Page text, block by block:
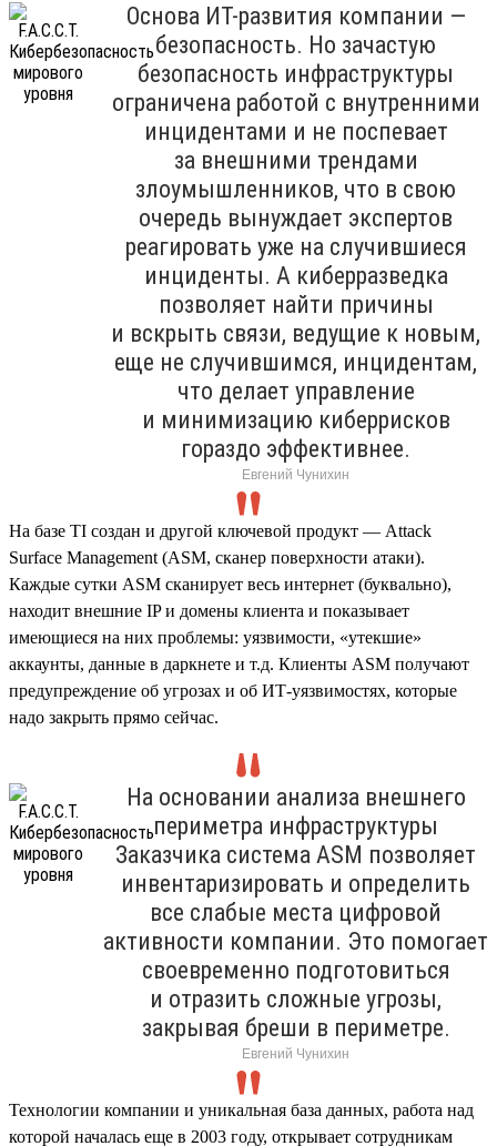
Основа ИТ-развития компании —
безопасность. Но зачастую
безопасность инфраструктуры
ограничена работой с внутренними
инцидентами и не поспевает
за внешними трендами
злоумышленников, что в свою
очередь вынуждает экспертов
реагировать уже на случившиеся
инциденты. А киберразведка
позволяет найти причины
и вскрыть связи, ведущие к новым,
еще не случившимся, инцидентам,
что делает управление
и минимизацию киберрисков
гораздо эффективнее.
Евгений Чунихин
На базе TI создан и другой ключевой продукт — Attack
Surface Management (ASM, сканер поверхности атаки).
Каждые сутки ASM сканирует весь интернет (буквально),
находит внешние IP и домены клиента и показывает
имеющиеся на них проблемы: уязвимости, «утекшие»
аккаунты, данные в даркнете и т.д. Клиенты ASM получают
предупреждение об угрозах и об ИТ-уязвимостях, которые
надо закрыть прямо сейчас.
На основании анализа внешнего
периметра инфраструктуры
Заказчика система ASM позволяет
инвентаризировать и определить
все слабые места цифровой
активности компании. Это помогает
своевременно подготовиться
и отразить сложные угрозы,
закрывая бреши в периметре.
Евгений Чунихин
Технологии компании и уникальная база данных, работа над
которой началась еще в 2003 году, открывает сотрудникам